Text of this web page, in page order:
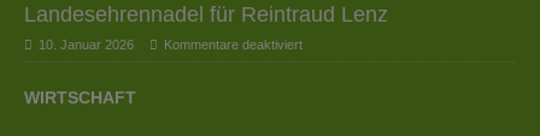
Landesehrennadel für Reintraud Lenz
10. Januar 2026 Kommentare deaktiviert
WIRTSCHAFT